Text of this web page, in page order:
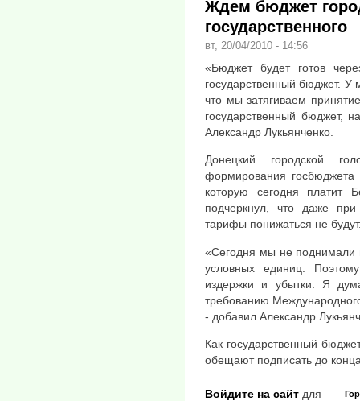
Ждем бюджет
государственного
вт, 20/04/2010 - 14:56
«Бюджет будет готов
государственный бюджет. У
что мы затягиваем
государственный бюджет,
Александр Лукьянченко.
Донецкий городской
формирования
которую сегодня платит
подчеркнул, что даже
тарифы понижаться не
«Сегодня мы не поднимали
условных единиц.
издержки и убытки. Я
требованию
- добавил Александр
Как государственный
обещают подписать до
Войдите на сайт для